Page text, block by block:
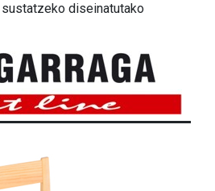
diseinatutako